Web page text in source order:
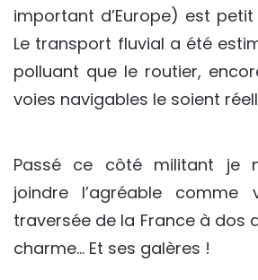
important d’Europe) est
Le transport fluvial a été
polluant que le routier,
voies navigables le soient
Passé ce côté militant je
joindre l’agréable
traversée de la France à dos
charme… Et ses galères !